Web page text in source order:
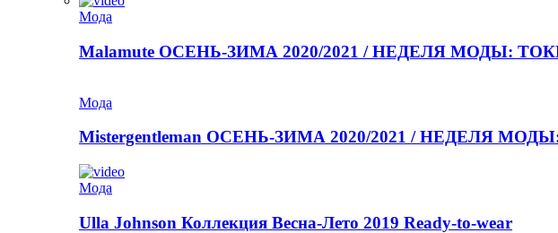
Мода
Malamute ОСЕНЬ-ЗИМА 2020/2021 / НЕДЕЛЯ МОДЫ:
Мода
Mistergentleman ОСЕНЬ-ЗИМА 2020/2021 / НЕДЕЛЯ
Мода
Ulla Johnson Коллекция Весна-Лето 2019 Ready-to-wear